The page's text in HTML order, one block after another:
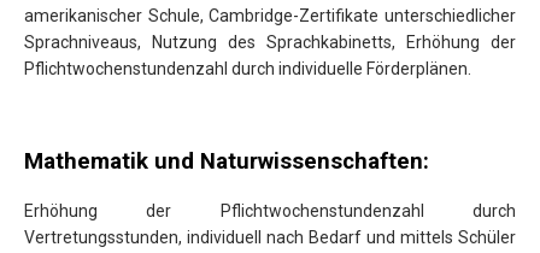
amerikanischer Schule, Cambridge-Zertifikate unterschiedlicher
Sprachniveaus, Nutzung des Sprachkabinetts, Erhöhung der
Pflichtwochenstundenzahl durch individuelle Förderplänen.
Mathematik und Naturwissenschaften:
Erhöhung der Pflichtwochenstundenzahl durch
Vertretungsstunden, individuell nach Bedarf und mittels Schüler